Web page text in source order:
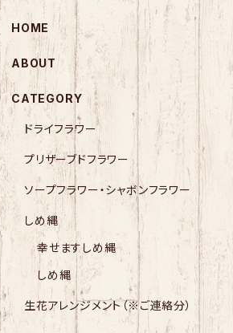
HOME
ABOUT
CATEGORY
ドライフラワー
プリザーブドフラワー
ソープフラワー・シャボンフラワー
しめ縄
幸せますしめ縄
しめ縄
生花アレンジメント（※ご連絡分）